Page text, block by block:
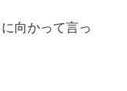
向かって言っ